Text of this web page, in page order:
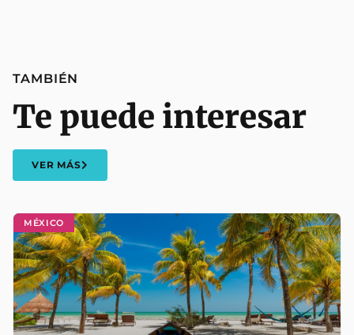
MÉXICO
TAMBIÉN
Te puede interesar
VER MÁS